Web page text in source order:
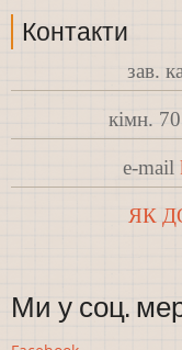
Контакти
зав.
кімн.
e-mail
ЯК
Ми у соц.